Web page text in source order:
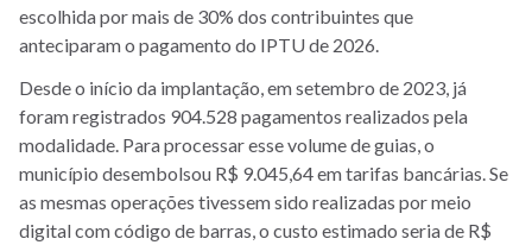
escolhida por mais de 30% dos contribuintes que
anteciparam o pagamento do IPTU de 2026.
Desde o início da implantação, em setembro de 2023, já
foram registrados 904.528 pagamentos realizados pela
modalidade. Para processar esse volume de guias, o
município desembolsou R$ 9.045,64 em tarifas bancárias. Se
as mesmas operações tivessem sido realizadas por meio
digital com código de barras, o custo estimado seria de R$